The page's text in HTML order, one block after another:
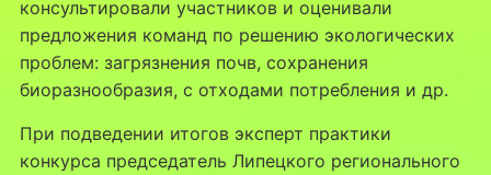
консультировали участников и оценивали
предложения команд по решению экологических
проблем: загрязнения почв, сохранения
биоразнообразия, с отходами потребления и др.
При подведении итогов эксперт практики
конкурса председатель Липецкого регионального